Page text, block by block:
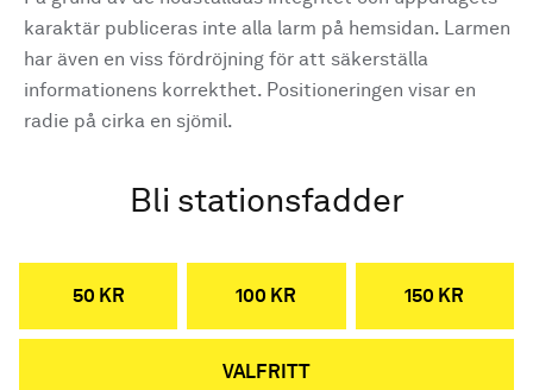
karaktär publiceras inte alla larm på hemsidan. Larmen
har även en viss fördröjning för att säkerställa
informationens korrekthet. Positioneringen visar en
radie på cirka en sjömil.
Bli stationsfadder
50 KR 100 KR 150 KR
VALFRITT